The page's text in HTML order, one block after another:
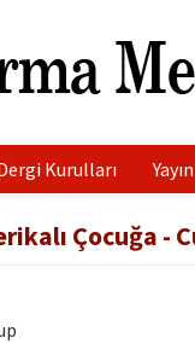
Kurulları
Çocuğa -